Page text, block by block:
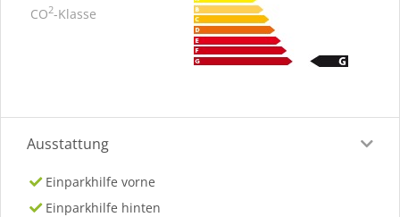
CO2-Klasse
Ausstattung
Einparkhilfe vorne
Einparkhilfe hinten